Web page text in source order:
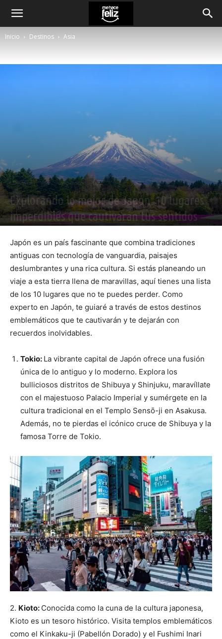
Inicio Destinos Asia
Destinos Asia Inspiración Tips
Explorando lo mejor de Japón: 10 lugares
imperdibles que cautivarán tus sentidos
Japón es un país fascinante que combina tradiciones
antiguas con tecnología de vanguardia, paisajes
deslumbrantes y una rica cultura. Si estás planeando un
viaje a esta tierra llena de maravillas, aquí tienes una lista
de los 10 lugares que no te puedes perder. Como
experto en Japón, te guiaré a través de estos destinos
emblemáticos que te cautivarán y te dejarán con
recuerdos inolvidables.
Tokio: La vibrante capital de Japón ofrece una fusión
única de lo antiguo y lo moderno. Explora los
bulliciosos distritos de Shibuya y Shinjuku, maravíllate
con el majestuoso Palacio Imperial y sumérgete en la
cultura tradicional en el Templo Sensō-ji en Asakusa.
Además, no te pierdas el icónico cruce de Shibuya y la
famosa Torre de Tokio.
2. Kioto: Conocida como la cuna de la cultura japonesa,
Kioto es un tesoro histórico. Visita templos emblemáticos
como el Kinkaku-ji (Pabellón Dorado) y el Fushimi Inari